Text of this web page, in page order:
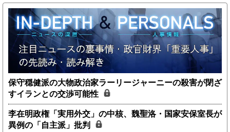
保守穏健派の大物政治家ラーリージャーニーの殺害が閉ざ
すイランとの交渉可能性
李在明政権「実用外交」の中核、魏聖洛・国家安保室長が
異例の「自主派」批判